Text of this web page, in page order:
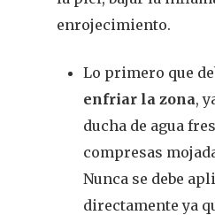
enrojecimiento.
Lo primero que
enfriar la zona,
ducha de agua
compresas
Nunca se debe
directamenteya